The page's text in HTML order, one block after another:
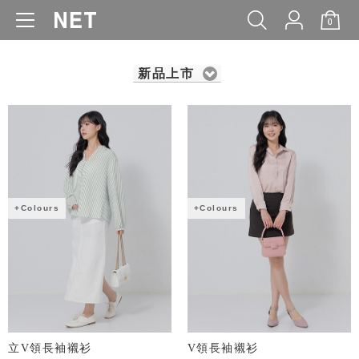
0
WOMEN MEN KIDS BABY
新品上市
+Colours
立V領長袖襯衫
+Colours
V領長袖襯衫